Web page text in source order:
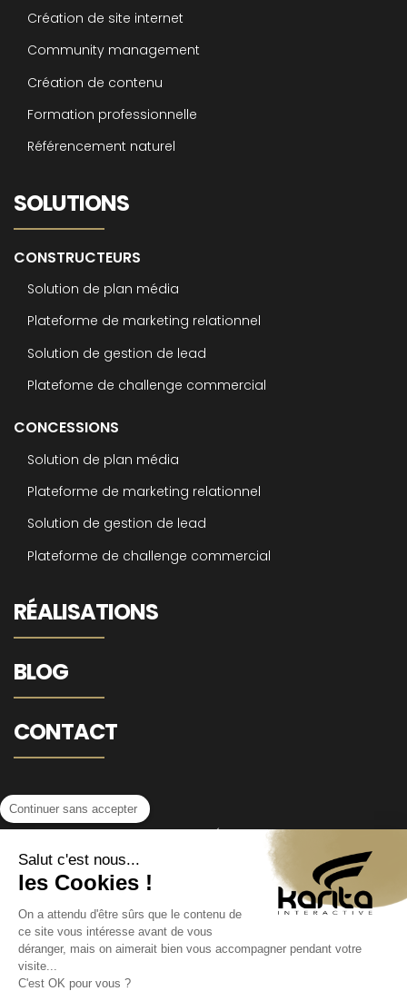
Création de site internet
Community management
Création de contenu
Formation professionnelle
Référencement naturel
SOLUTIONS
CONSTRUCTEURS
Solution de plan média
Plateforme de marketing relationnel
Solution de gestion de lead
Platefome de challenge commercial
CONCESSIONS
Solution de plan média
Plateforme de marketing relationnel
Solution de gestion de lead
Plateforme de challenge commercial
RÉALISATIONS
BLOG
CONTACT
MENTIONS LÉGALES
POLITIQUE DE CONFIDENTIALITÉ
©2021 KARITA INTERACTIVE.
Ce site est protégé par reCAPTCHA et Google –
Continuer sans accepter
Salut c'est nous...
les Cookies !
On a attendu d'être sûrs que le contenu de
ce site vous intéresse avant de vous
déranger, mais on aimerait bien vous accompagner pendant votre
visite...
C'est OK pour vous ?